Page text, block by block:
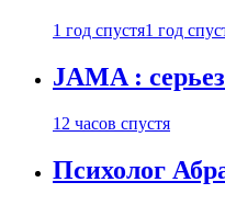
1 год спустя1 год
JAMA :
12 часов спустя
Психолог